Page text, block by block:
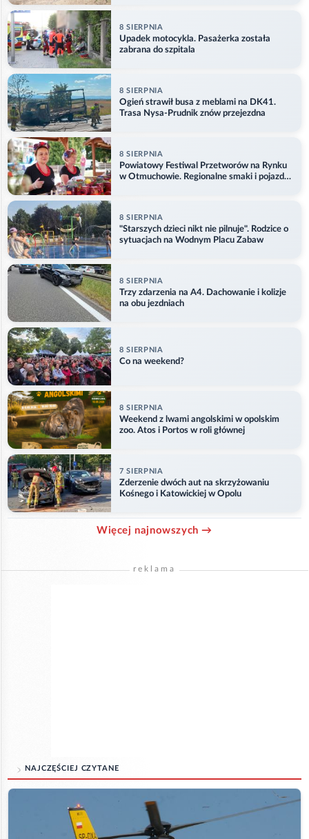
8 SIERPNIA
Upadek motocykla. Pasażerka została
zabrana do szpitala
8 SIERPNIA
Ogień strawił busa z meblami na DK41.
Trasa Nysa-Prudnik znów przejezdna
8 SIERPNIA
Powiatowy Festiwal Przetworów na Rynku
w Otmuchowie. Regionalne smaki i pojazdy
8 SIERPNIA
"Starszych dzieci nikt nie pilnuje". Rodzice o
sytuacjach na Wodnym Placu Zabaw
8 SIERPNIA
Trzy zdarzenia na A4. Dachowanie i kolizje
na obu jezdniach
8 SIERPNIA
Co na weekend?
8 SIERPNIA
Weekend z lwami angolskimi w opolskim
zoo. Atos i Portos w roli głównej
7 SIERPNIA
Zderzenie dwóch aut na skrzyżowaniu
Kośnego i Katowickiej w Opolu
Więcej najnowszych →
reklama
NAJCZĘŚCIEJ CZYTANE